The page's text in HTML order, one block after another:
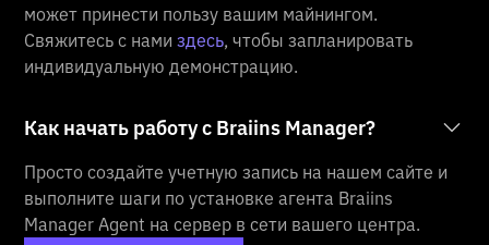
может принести пользу вашим майнингом.
Свяжитесь с намиздесь, чтобы запланировать
индивидуальную демонстрацию.
Как начать работу с Braiins Manager?
Просто создайте учетную запись на нашем сайте и
выполните шаги по установке агента Braiins
Manager Agent на сервер в сети вашего центра.